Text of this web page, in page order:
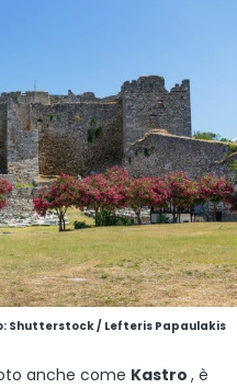
Shutterstock / Lefteris Papaulakis
anche come Kastro , è